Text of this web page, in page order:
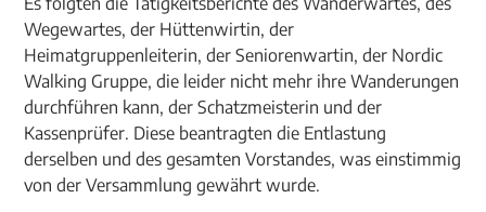
Wegewartes, der Hüttenwirtin, der
Heimatgruppenleiterin, der Seniorenwartin, der Nordic
Walking Gruppe, die leider nicht mehr ihre Wanderungen
durchführen kann, der Schatzmeisterin und der
Kassenprüfer. Diese beantragten die Entlastung
derselben und des gesamten Vorstandes, was einstimmig
von der Versammlung gewährt wurde.